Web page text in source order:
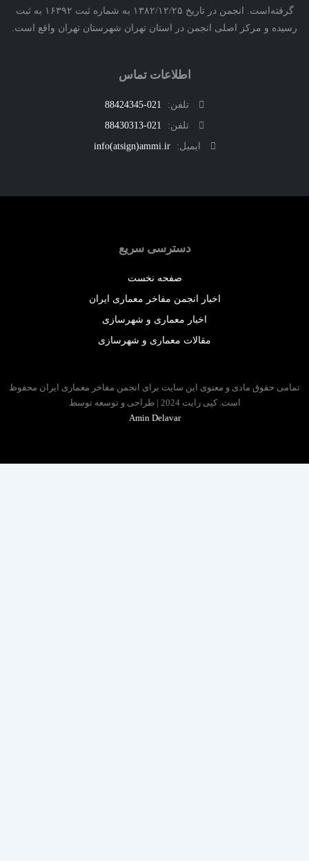
گرفته‌است. انجمن در تاریخ ۱۳۸۲/۱۲/۲۵ به شماره ثبت ۱۶۳۹۲ به ثبت
و مرکز اصلی انجمن در استان تهران شهرستان تهران واقع است.
اطلاعات تماس
تلفن:
021-88424345
تلفن:
021-88430313
ایمیل:
info(atsign)ammi.ir
دسترسی سریع
صفحه نخست
اخبار انجمن مفاخر معماری ایران
اخبار معماری و شهرسازی
مقالات معماری و شهرسازی
حقوق مادی و معنوی این سایت برای انجمن مفاخر معماری ایران محفوظ
است. کپی رایت 2024 | طراحی و توسعه توسط
Amin Delavar